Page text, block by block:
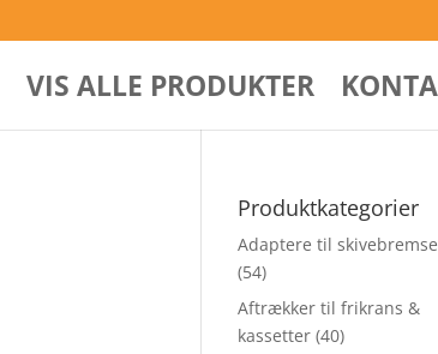
VIS ALLE PRODUKTER
Produktkategorier
Adaptere til
(54)
Aftrækker til frikrans &
kassetter (40)